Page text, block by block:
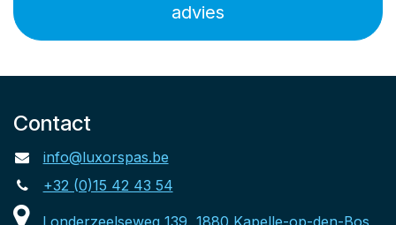
advies
Contact
info@luxorspas.be
+32 (0)15 42 43 54